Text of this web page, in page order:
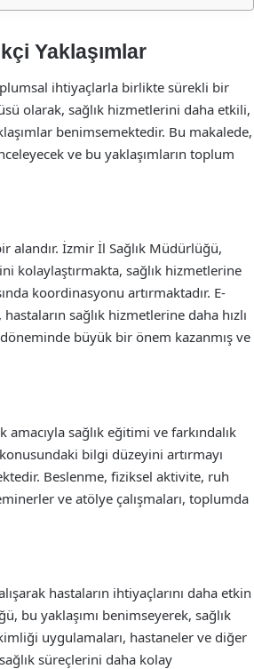
Yaklaşımlar
ihtiyaçlarla birlikte sürekli bir
olarak, sağlık hizmetlerini daha etkili,
benimsemektedir. Bu makalede,
ve bu yaklaşımların toplum
alandır. İzmir İl Sağlık Müdürlüğü,
kolaylaştırmakta, sağlık hizmetlerine
koordinasyonu artırmaktadır. E-
sağlık hizmetlerine daha hızlı
büyük bir önem kazanmış ve
sağlık eğitimi ve farkındalık
bilgi düzeyini artırmayı
Beslenme, fiziksel aktivite, ruh
ve atölye çalışmaları, toplumda
hastaların ihtiyaçlarını daha etkin
bu yaklaşımı benimseyerek, sağlık
uygulamaları, hastaneler ve diğer
süreçlerini daha kolay